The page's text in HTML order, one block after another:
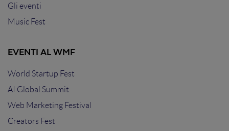
Gli eventi
Music Fest
EVENTI AL WMF
World Startup Fest
AI Global Summit
Web Marketing Festival
Creators Fest